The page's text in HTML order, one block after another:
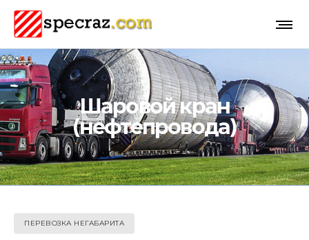
Шаровой кран
(нефтепровода)
ПЕРЕВОЗКА НЕГАБАРИТА